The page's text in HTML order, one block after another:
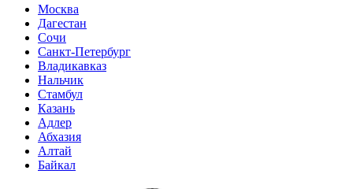
Москва
Дагестан
Сочи
Санкт-Петербург
Владикавказ
Нальчик
Стамбул
Казань
Адлер
Абхазия
Алтай
Байкал